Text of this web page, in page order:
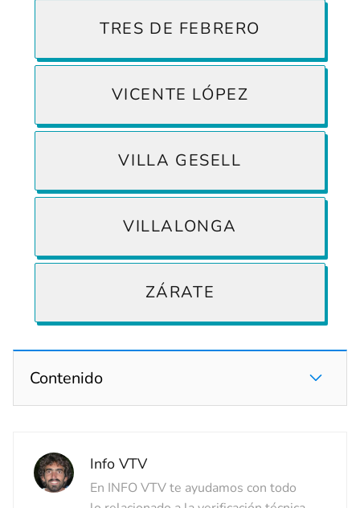
TRES DE FEBRERO
VICENTE LÓPEZ
VILLA GESELL
VILLALONGA
ZÁRATE
Contenido
Info VTV
En INFO VTV te ayudamos con todo